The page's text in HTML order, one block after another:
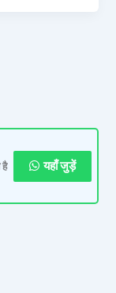
यहाँ जुड़ें